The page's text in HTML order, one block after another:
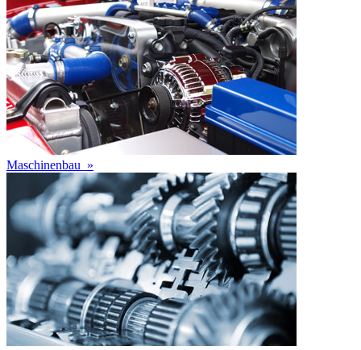
Maschinenbau »